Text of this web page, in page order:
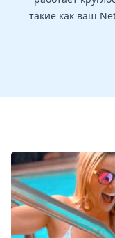
такие как ваш